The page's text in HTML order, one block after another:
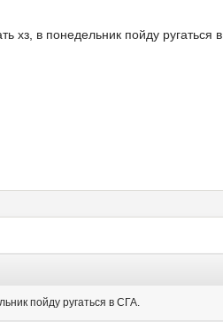
хз, в понедельник пойду ругаться
пойду ругаться в СГА.